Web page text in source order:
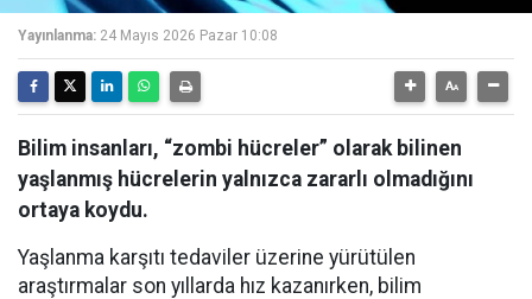
Yayınlanma: 24 Mayıs 2026 Pazar 10:08
Bilim insanları, “zombi hücreler” olarak bilinen
yaşlanmış hücrelerin yalnızca zararlı olmadığını
ortaya koydu.
Yaşlanma karşıtı tedaviler üzerine yürütülen
araştırmalar son yıllarda hız kazanırken, bilim